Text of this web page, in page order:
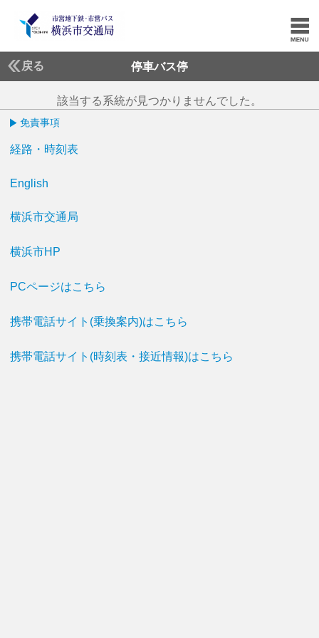
戻る 停車バス停
該当する系統が見つかりませんでした。
免責事項
経路・時刻表
English
横浜市交通局
横浜市HP
PCページはこちら
携帯電話サイト(乗換案内)はこちら
携帯電話サイト(時刻表・接近情報)はこちら